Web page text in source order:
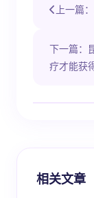
上一篇
下一篇：
疗才能获
相关文章